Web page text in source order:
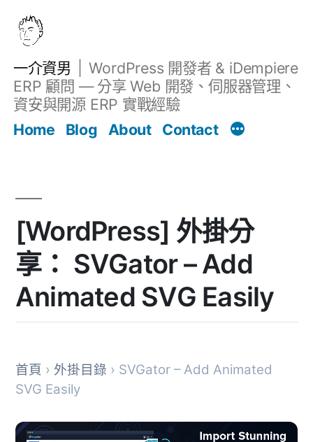
一介資男
WordPress 開發者 & iDempiere
ERP 顧問 — 分享 Web 開發、伺服器管理、
資安與開源 ERP 實戰經驗
Home
Blog About Contact
[WordPress] 外掛分
享： SVGator – Add
Animated SVG Easily
首頁 › 外掛目錄 › SVGator – Add Animated
SVG Easily
文章